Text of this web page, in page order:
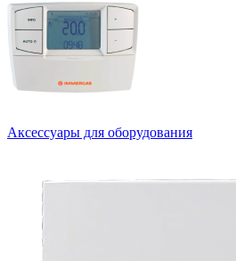
Аксессуары для оборудования